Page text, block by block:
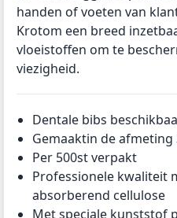
handen of voeten van
Krotom een breed
vloeistoffen om te
viezigheid.
Dentale bibs
Gemaaktin de afmeting
Per 500st verpakt
Professionele kwaliteit
absorberend cellulose
Met speciale kunststof